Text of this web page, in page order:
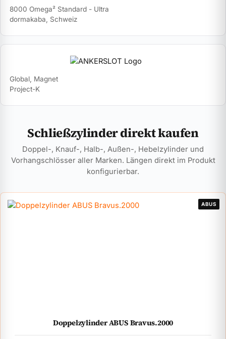
8000 Omega² Standard - Ultra
dormakaba, Schweiz
Global, Magnet
Project-K
Schließzylinder direkt kaufen
Doppel-, Knauf-, Halb-, Außen-, Hebelzylinder und
Vorhangschlösser aller Marken. Längen direkt im Produkt
konfigurierbar.
ABUS
Doppelzylinder ABUS Bravus.2000